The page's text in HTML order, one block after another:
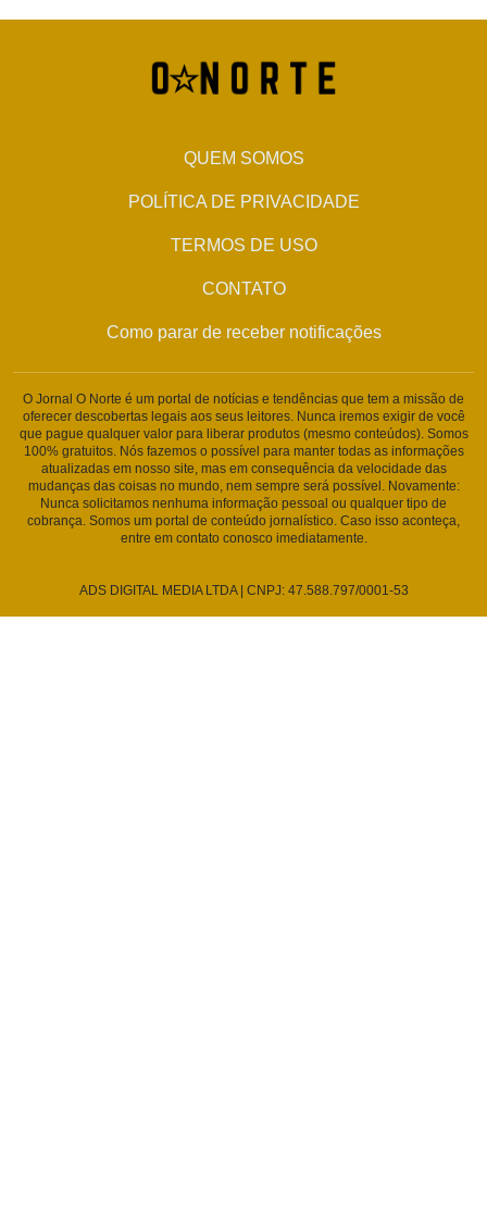
QUEM SOMOS
POLÍTICA DE PRIVACIDADE
TERMOS DE USO
CONTATO
Como parar de receber notificações
O Jornal O Norte é um portal de notícias e tendências que tem a missão de
oferecer descobertas legais aos seus leitores. Nunca iremos exigir de você
que pague qualquer valor para liberar produtos (mesmo conteúdos). Somos
100% gratuitos. Nós fazemos o possível para manter todas as informações
atualizadas em nosso site, mas em consequência da velocidade das
mudanças das coisas no mundo, nem sempre será possível. Novamente:
Nunca solicitamos nenhuma informação pessoal ou qualquer tipo de
cobrança. Somos um portal de conteúdo jornalístico. Caso isso aconteça,
entre em contato conosco imediatamente.
ADS DIGITAL MEDIA LTDA | CNPJ: 47.588.797/0001-53